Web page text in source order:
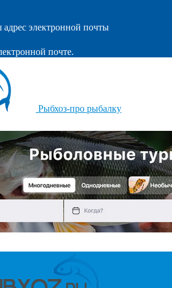
электронной почты
почте.
Рыбхоз-про рыбалку